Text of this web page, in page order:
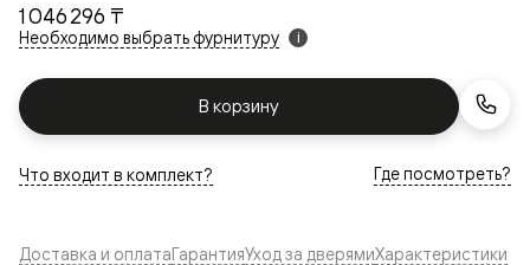
1 046 296 ₸
Необходимо выбрать фурнитуру i
В корзину
Что входит в комплект? Где посмотреть?
Доставка и оплатаГарантияУход за дверямиХарактеристики